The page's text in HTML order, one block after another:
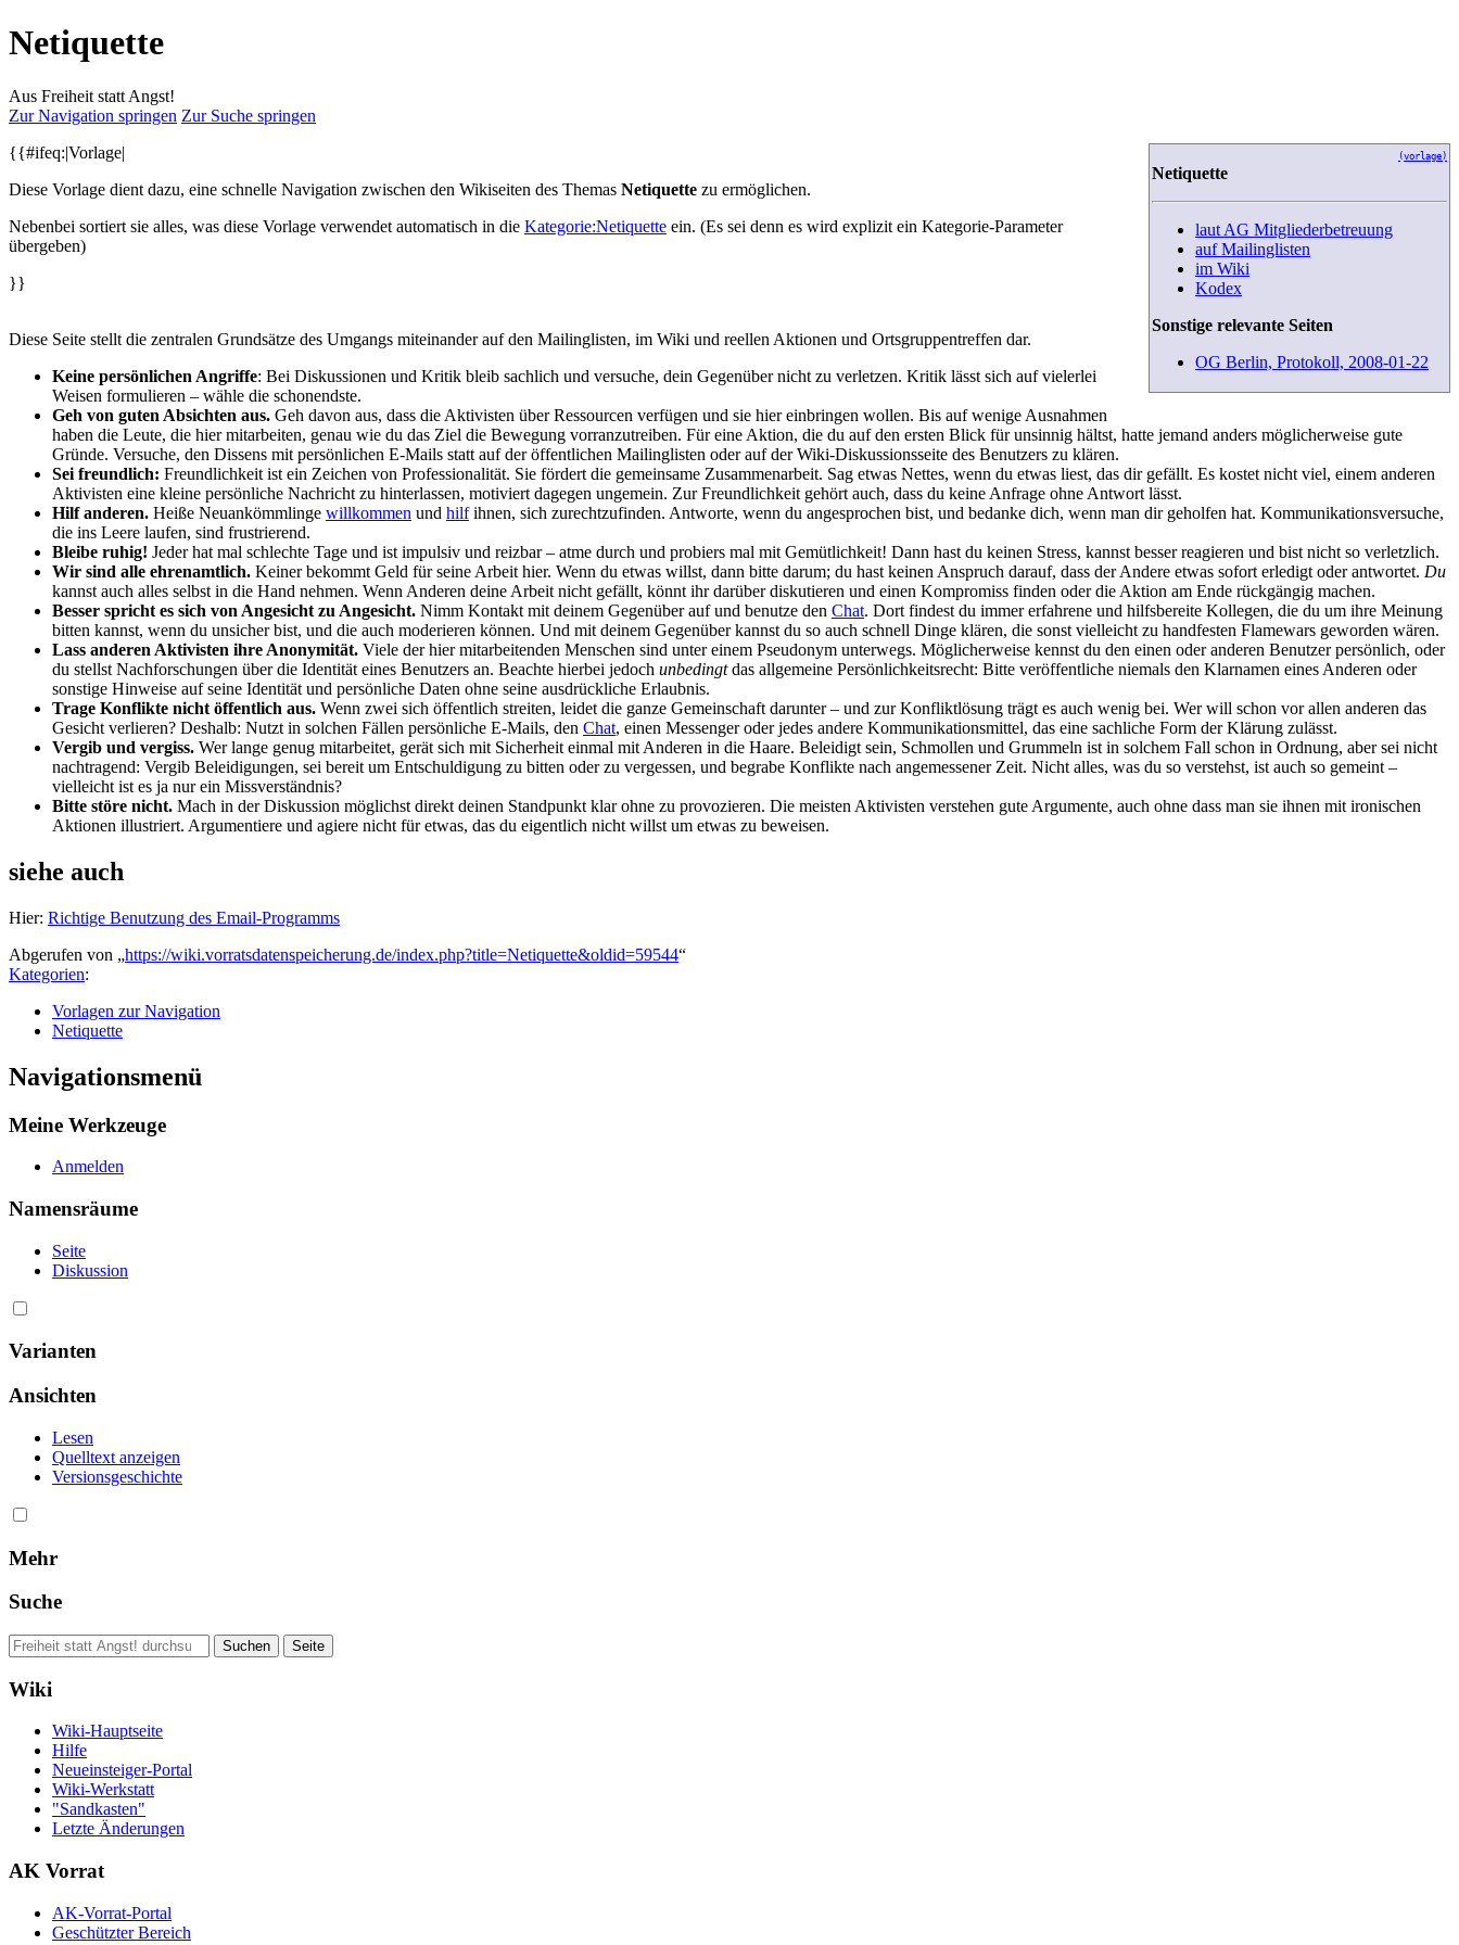
Netiquette
Aus Freiheit statt Angst!
Zur Navigation springen Zur Suche springen
(vorlage)
Netiquette
laut AG Mitgliederbetreuung
auf Mailinglisten
im Wiki
Kodex
Sonstige relevante Seiten
OG Berlin, Protokoll, 2008-01-22
{{#ifeq:|Vorlage|
Diese Vorlage dient dazu, eine schnelle Navigation zwischen den Wikiseiten des Themas Netiquette zu ermöglichen.
Nebenbei sortiert sie alles, was diese Vorlage verwendet automatisch in die Kategorie:Netiquette ein. (Es sei denn es wird explizit ein Kategorie-Parameter
übergeben)
}}
Diese Seite stellt die zentralen Grundsätze des Umgangs miteinander auf den Mailinglisten, im Wiki und reellen Aktionen und Ortsgruppentreffen dar.
Keine persönlichen Angriffe: Bei Diskussionen und Kritik bleib sachlich und versuche, dein Gegenüber nicht zu verletzen. Kritik lässt sich auf vielerlei
Weisen formulieren – wähle die schonendste.
Geh von guten Absichten aus. Geh davon aus, dass die Aktivisten über Ressourcen verfügen und sie hier einbringen wollen. Bis auf wenige Ausnahmen
haben die Leute, die hier mitarbeiten, genau wie du das Ziel die Bewegung vorranzutreiben. Für eine Aktion, die du auf den ersten Blick für unsinnig hältst, hatte jemand anders möglicherweise gute
Gründe. Versuche, den Dissens mit persönlichen E-Mails statt auf der öffentlichen Mailinglisten oder auf der Wiki-Diskussionsseite des Benutzers zu klären.
Sei freundlich: Freundlichkeit ist ein Zeichen von Professionalität. Sie fördert die gemeinsame Zusammenarbeit. Sag etwas Nettes, wenn du etwas liest, das dir gefällt. Es kostet nicht viel, einem anderen
Aktivisten eine kleine persönliche Nachricht zu hinterlassen, motiviert dagegen ungemein. Zur Freundlichkeit gehört auch, dass du keine Anfrage ohne Antwort lässt.
Hilf anderen. Heiße Neuankömmlinge willkommen und hilfihnen, sich zurechtzufinden. Antworte, wenn du angesprochen bist, und bedanke dich, wenn man dir geholfen hat. Kommunikationsversuche,
die ins Leere laufen, sind frustrierend.
Bleibe ruhig! Jeder hat mal schlechte Tage und ist impulsiv und reizbar – atme durch und probiers mal mit Gemütlichkeit! Dann hast du keinen Stress, kannst besser reagieren und bist nicht so verletzlich.
Wir sind alle ehrenamtlich. Keiner bekommt Geld für seine Arbeit hier. Wenn du etwas willst, dann bitte darum; du hast keinen Anspruch darauf, dass der Andere etwas sofort erledigt oder antwortet. Du
kannst auch alles selbst in die Hand nehmen. Wenn Anderen deine Arbeit nicht gefällt, könnt ihr darüber diskutieren und einen Kompromiss finden oder die Aktion am Ende rückgängig machen.
Besser spricht es sich von Angesicht zu Angesicht. Nimm Kontakt mit deinem Gegenüber auf und benutze den Chat. Dort findest du immer erfahrene und hilfsbereite Kollegen, die du um ihre Meinung
bitten kannst, wenn du unsicher bist, und die auch moderieren können. Und mit deinem Gegenüber kannst du so auch schnell Dinge klären, die sonst vielleicht zu handfesten Flamewars geworden wären.
Lass anderen Aktivisten ihre Anonymität. Viele der hier mitarbeitenden Menschen sind unter einem Pseudonym unterwegs. Möglicherweise kennst du den einen oder anderen Benutzer persönlich, oder
du stellst Nachforschungen über die Identität eines Benutzers an. Beachte hierbei jedoch unbedingtdas allgemeine Persönlichkeitsrecht: Bitte veröffentliche niemals den Klarnamen eines Anderen oder
sonstige Hinweise auf seine Identität und persönliche Daten ohne seine ausdrückliche Erlaubnis.
Trage Konflikte nicht öffentlich aus. Wenn zwei sich öffentlich streiten, leidet die ganze Gemeinschaft darunter – und zur Konfliktlösung trägt es auch wenig bei. Wer will schon vor allen anderen das
Gesicht verlieren? Deshalb: Nutzt in solchen Fällen persönliche E-Mails, den Chat, einen Messenger oder jedes andere Kommunikationsmittel, das eine sachliche Form der Klärung zulässt.
Vergib und vergiss. Wer lange genug mitarbeitet, gerät sich mit Sicherheit einmal mit Anderen in die Haare. Beleidigt sein, Schmollen und Grummeln ist in solchem Fall schon in Ordnung, aber sei nicht
nachtragend: Vergib Beleidigungen, sei bereit um Entschuldigung zu bitten oder zu vergessen, und begrabe Konflikte nach angemessener Zeit. Nicht alles, was du so verstehst, ist auch so gemeint –
vielleicht ist es ja nur ein Missverständnis?
Bitte störe nicht. Mach in der Diskussion möglichst direkt deinen Standpunkt klar ohne zu provozieren. Die meisten Aktivisten verstehen gute Argumente, auch ohne dass man sie ihnen mit ironischen
Aktionen illustriert. Argumentiere und agiere nicht für etwas, das du eigentlich nicht willst um etwas zu beweisen.
siehe auch
Hier: Richtige Benutzung des Email-Programms
Abgerufen von „https://wiki.vorratsdatenspeicherung.de/index.php?title=Netiquette&oldid=59544“
Kategorien:
Vorlagen zur Navigation
Netiquette
Navigationsmenü
Meine Werkzeuge
Anmelden
Namensräume
Seite
Diskussion
Varianten
Ansichten
Lesen
Quelltext anzeigen
Versionsgeschichte
Mehr
Suche
Wiki
Wiki-Hauptseite
Hilfe
Neueinsteiger-Portal
Wiki-Werkstatt
"Sandkasten"
Letzte Änderungen
AK Vorrat
AK-Vorrat-Portal
Geschützter Bereich